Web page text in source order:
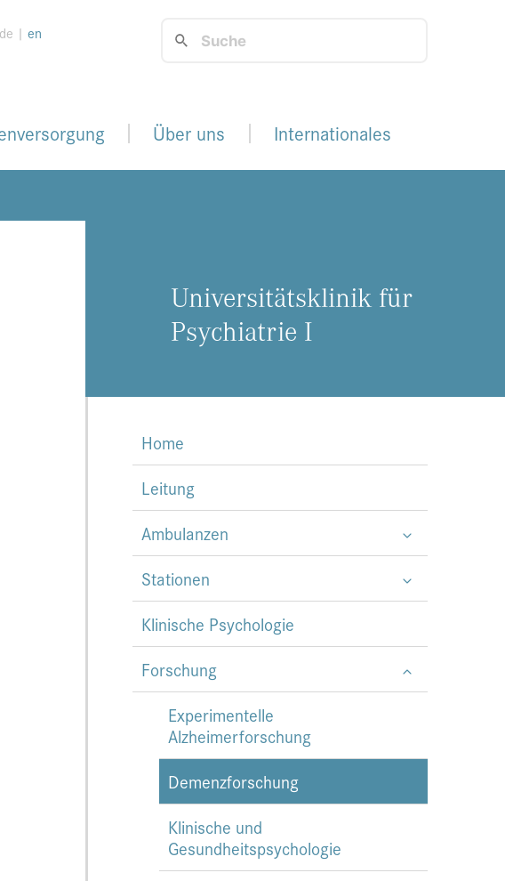
de | en
Über uns Internationales
Uni­ver­si­täts­kli­nik für
Psych­ia­trie I
Home
Leitung
Ambulanzen
Stationen
Klinische Psychologie
Forschung
Experimentelle
Alzheimerforschung
Demenzforschung
Klinische und
Gesundheitspsychologie